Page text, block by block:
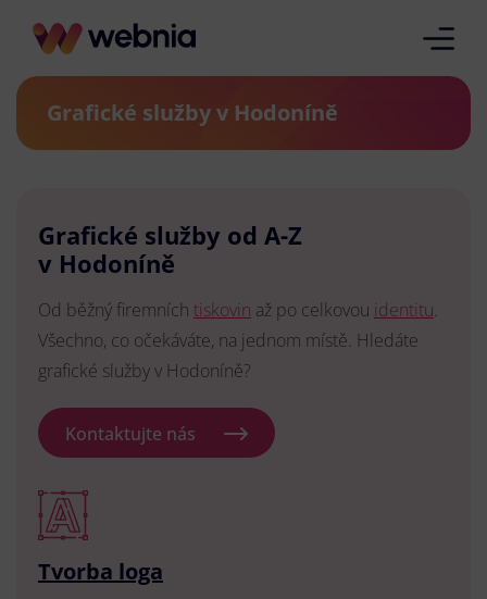
Grafické služby v Hodoníně
Grafické služby od A-Z
v Hodoníně
Od běžný firemních tiskovin až po celkovou identitu.
Všechno, co očekáváte, na jednom místě. Hledáte
grafické služby v Hodoníně?
Kontaktujte nás
Tvorba loga